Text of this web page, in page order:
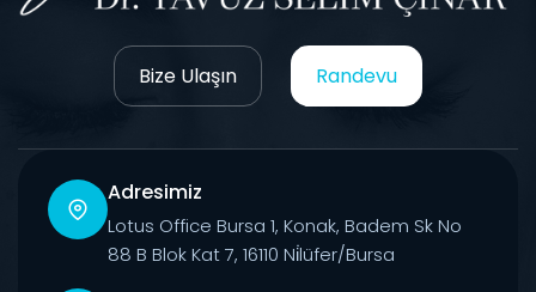
Bize Ulaşın Randevu
Adresimiz
Lotus Office Bursa 1, Konak, Badem Sk No
88 B Blok Kat 7, 16110 Ni̇lüfer/Bursa